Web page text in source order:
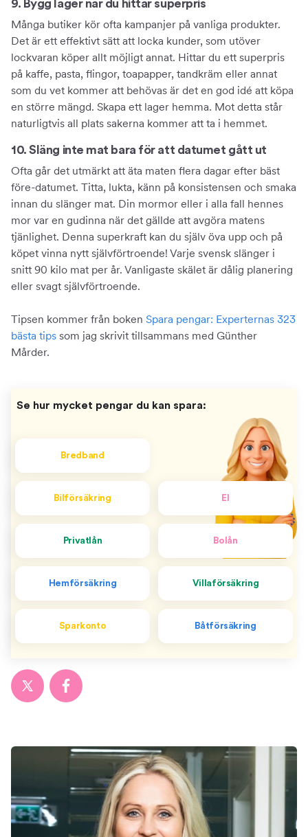
9. Bygg lager när du hittar superpris
Många butiker kör ofta kampanjer på vanliga produkter.
Det är ett effektivt sätt att locka kunder, som utöver
lockvaran köper allt möjligt annat. Hittar du ett superpris
på kaffe, pasta, flingor, toapapper, tandkräm eller annat
som du vet kommer att behövas är det en god idé att köpa
en större mängd. Skapa ett lager hemma. Mot detta står
naturligtvis all plats sakerna kommer att ta i hemmet.
10. Släng inte mat bara för att datumet gått ut
Ofta går det utmärkt att äta maten flera dagar efter bäst
före-datumet. Titta, lukta, känn på konsistensen och smaka
innan du slänger mat. Din mormor eller i alla fall hennes
mor var en gudinna när det gällde att avgöra matens
tjänlighet. Denna superkraft kan du själv öva upp och på
köpet vinna nytt självförtroende! Varje svensk slänger i
snitt 90 kilo mat per år. Vanligaste skälet är dålig planering
eller svagt självförtroende.
Tipsen kommer från boken Spara pengar: Experternas 323
bästa tips som jag skrivit tillsammans med Günther
Mårder.
Se hur mycket pengar du kan spara:
Bredband
Bilförsäkring El
Privatlån Bolån
Hemförsäkring Villaförsäkring
Sparkonto Båtförsäkring